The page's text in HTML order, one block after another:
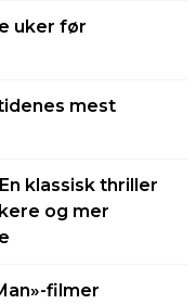
uker før
mest
klassisk thriller
og mer
filmer